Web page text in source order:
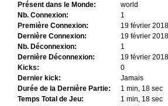
Présent dans le Monde:
world
Nb. Connexion:
1
Première Connexion:
19 février
Dernière Connexion:
19 février
Nb. Déconnexion:
1
Dernière Déconnexion:
19 février
Kicks:
0
Dernier kick:
Jamais
Durée de la Dernière Partie:
1 min, 18 sec
Temps Total de Jeu:
1 min, 18 sec